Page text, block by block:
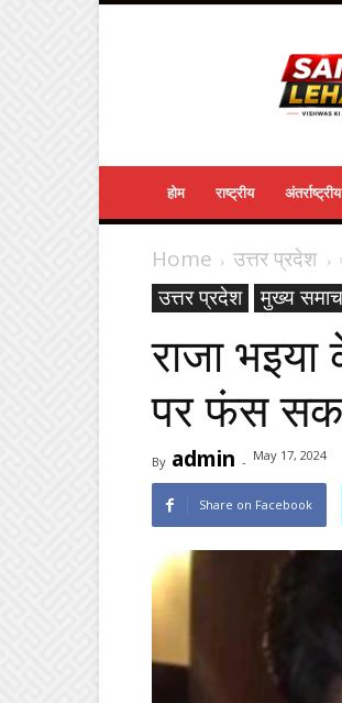
होम राष्ट्रीय अंतर्राष्ट्रीय
Home उत्तर प्रदेश
उत्तर प्रदेश मुख्य
राजा
पर फंस
By admin - May 17, 2024
Share on Facebook